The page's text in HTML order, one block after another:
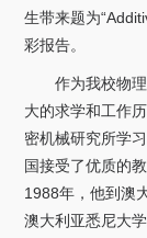
专项工作
信息公开
关于我们
选择身份
生带来题为
彩报告。
作为我校物
大的求学和工作
密机械研究所学
国接受了优质的
1988年，他到澳
澳大利亚悉尼大